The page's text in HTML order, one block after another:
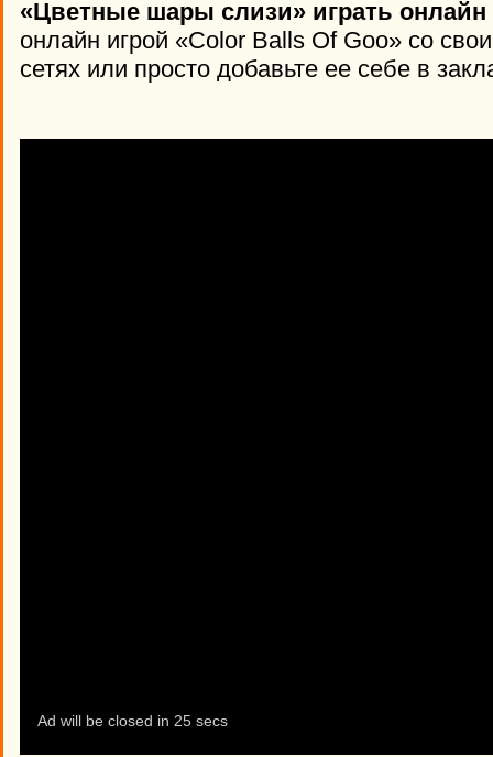
«Цветные шары слизи» играть онлайн
онлайн игрой «Color Balls Of Goo» со
сетях или просто добавьте ее себе в